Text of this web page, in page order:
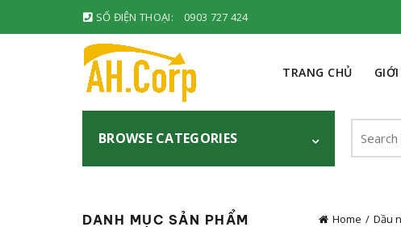
SỐ ĐIỆN THOẠI: 0903 727 424
TRANG CHỦ
BROWSE CATEGORIES
for:
Home Dầu
DANH MỤC SẢN PHẨM